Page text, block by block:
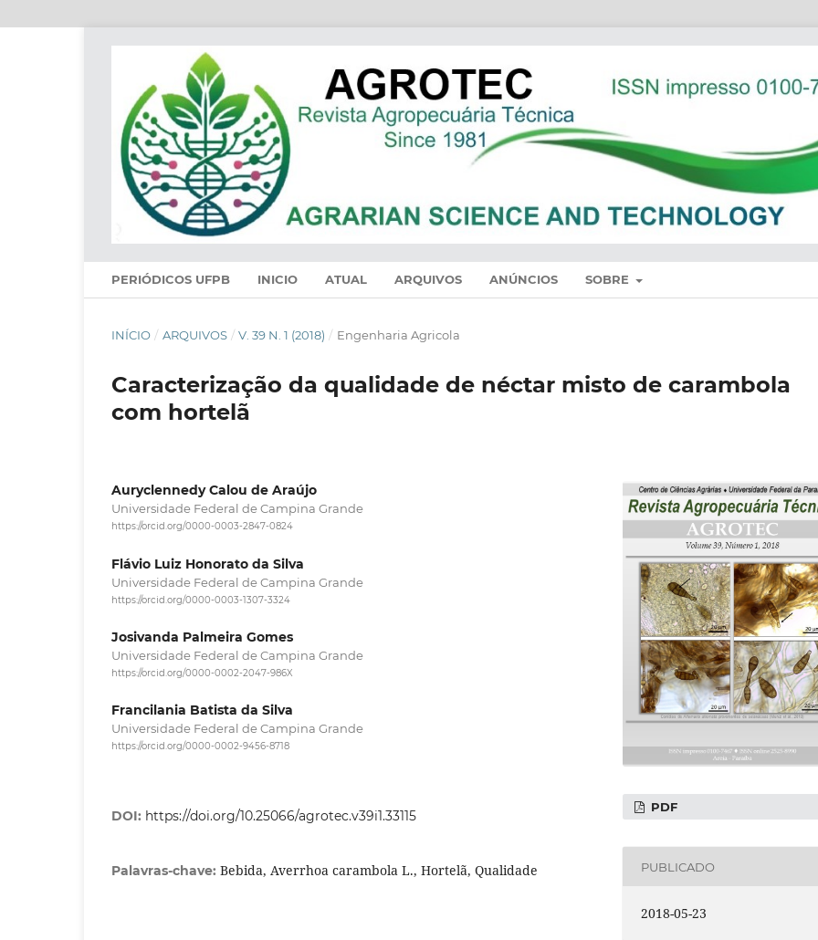
PERIÓDICOS UFPB INICIO ATUAL ARQUIVOS ANÚNCIOS SOBRE
INÍCIO / ARQUIVOS / V. 39 N. 1 (2018) / Engenharia Agricola
Caracterização da qualidade de néctar misto de carambola
com hortelã
Auryclennedy Calou de Araújo
Universidade Federal de Campina Grande
https://orcid.org/0000-0003-2847-0824
Flávio Luiz Honorato da Silva
Universidade Federal de Campina Grande
https://orcid.org/0000-0003-1307-3324
Josivanda Palmeira Gomes
Universidade Federal de Campina Grande
https://orcid.org/0000-0002-2047-986X
Francilania Batista da Silva
Universidade Federal de Campina Grande
https://orcid.org/0000-0002-9456-8718
DOI: https://doi.org/10.25066/agrotec.v39i1.33115
Palavras-chave: Bebida, Averrhoa carambola L., Hortelã, Qualidade
PDF
PUBLICADO
2018-05-23